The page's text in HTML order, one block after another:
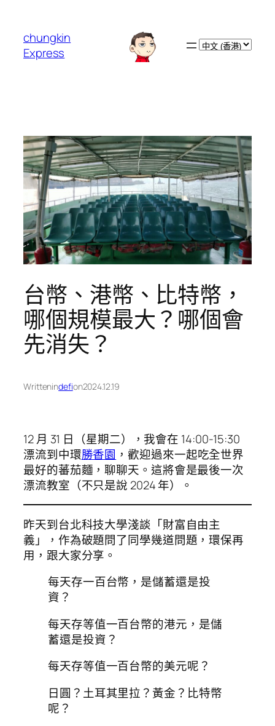
chungkin
Express
Choose
台幣、港幣、比特幣，
哪個規模最大？哪個會
先消失？
Writtenindefion2024.12.19
12 月 31 日（星期二），我會在 14:00-15:30
漂流到中環勝香園 ，歡迎過來一起吃全世界
最好的蕃茄麵，聊聊天。這將會是最後一次
漂流教室（不只是說 2024 年）。
昨天到台北科技大學淺談「財富自由主
義」，作為破題問了同學幾道問題，環保再
用，跟大家分享。
每天存一百台幣，是儲蓄還是投
資？
每天存等值一百台幣的港元，是儲
蓄還是投資？
每天存等值一百台幣的美元呢？
日圓？土耳其里拉？黃金？比特幣
呢？